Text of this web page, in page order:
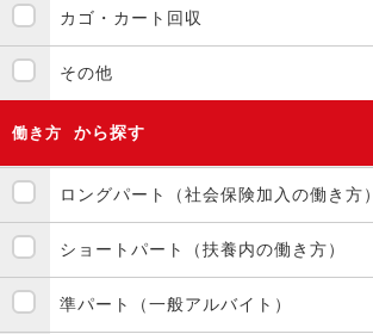
カゴ・カート回収
その他
働き方 から探す
ロングパート（社会保険加入の働き方）
ショートパート（扶養内の働き方）
準パート（一般アルバイト）